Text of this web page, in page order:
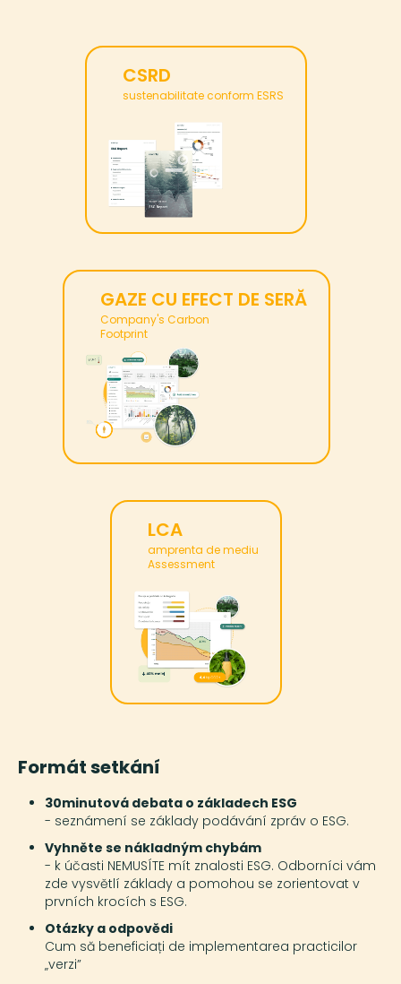
CSRD
sustenabilitate conform ESRS
GAZE CU EFECT DE SERĂ
Company's Carbon
Footprint
LCA
amprenta de mediu
Assessment
Formát setkání
30minutová debata o základech ESG
- seznámení se základy podávání zpráv o ESG.
Vyhněte se nákladným chybám
- k účasti NEMUSÍTE mít znalosti ESG. Odborníci vám
zde vysvětlí základy a pomohou se zorientovat v
prvních krocích s ESG.
Otázky a odpovědi
Cum să beneficiați de implementarea practicilor
„verzi”